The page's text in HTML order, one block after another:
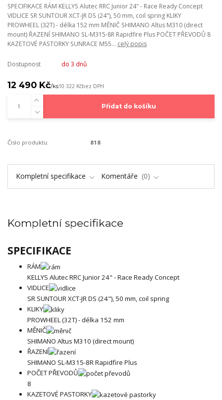
SPECIFIKACE RÁM KELLYS Alutec RRC Junior 24" - Race Ready Concept
VIDLICE SR SUNTOUR XCT-JR DS (24"), 50 mm, coil spring KLIKY
PROWHEEL (32T) - délka 152 mm MĚNIČ SHIMANO Altus M310 (direct
mount) ŘAZENÍ SHIMANO SL-M315-8R Rapidfire Plus POČET PŘEVODŮ 8
KAZETOVÉ PASTORKY SUNRACE M55... celý popis
Dostupnost do 3 dnů
12 490 Kč/ks10 322 Kčbez DPH
Přidat do košíku
Číslo produktu: 818
Kompletní specifikace Komentáře 0
Kompletní specifikace
SPECIFIKACE
RÁM
KELLYS Alutec RRC Junior 24" - Race Ready Concept
VIDLICE
SR SUNTOUR XCT-JR DS (24"), 50 mm, coil spring
KLIKY
PROWHEEL (32T) - délka 152 mm
MĚNIČ
SHIMANO Altus M310 (direct mount)
ŘAZENÍ
SHIMANO SL-M315-8R Rapidfire Plus
POČET PŘEVODŮ
8
KAZETOVÉ PASTORKY